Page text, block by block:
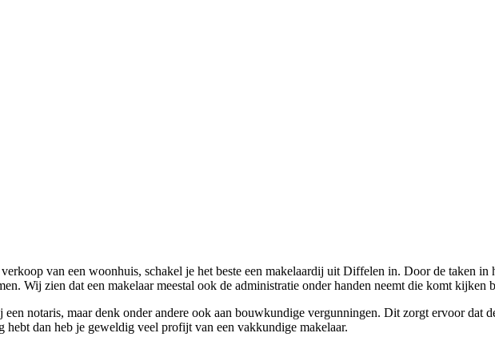
van een woonhuis, schakel je het beste een makelaardij uit Diffelen in. Door de taken
Wij zien dat een makelaar meestal ook de administratie onder handen neemt die komt kijken
notaris, maar denk onder andere ook aan bouwkundige vergunningen. Dit zorgt ervoor dat
dan heb je geweldig veel profijt van een vakkundige makelaar.